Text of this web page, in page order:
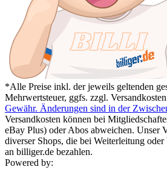
*Alle Preise inkl. der jeweils geltenden
Mehrwertsteuer, ggfs. zzgl.
Gewähr. Änderungen sind in der
Versandkosten können bei
eBay Plus) oder Abos abweichen. Unser
diverser Shops, die bei Weiterleitung
an billiger.de bezahlen.
Powered by: